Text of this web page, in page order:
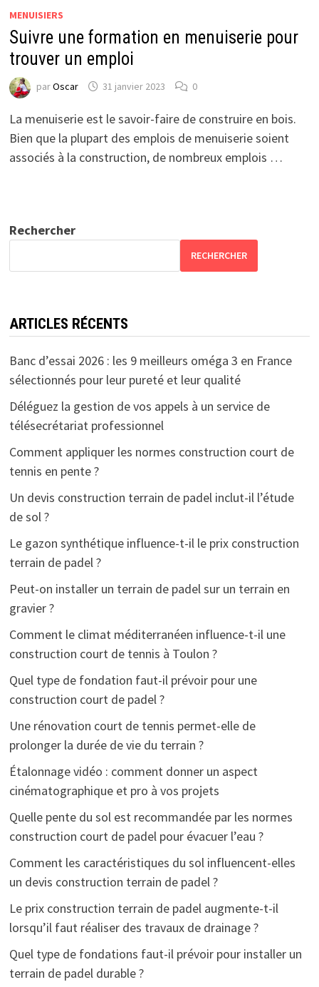
MENUISIERS
Suivre une formation en menuiserie pour
trouver un emploi
parOscar 31 janvier 2023 0
La menuiserie est le savoir-faire de construire en bois.
Bien que la plupart des emplois de menuiserie soient
associés à la construction, de nombreux emplois …
Rechercher
RECHERCHER
ARTICLES RÉCENTS
Banc d’essai 2026 : les 9 meilleurs oméga 3 en France
sélectionnés pour leur pureté et leur qualité
Déléguez la gestion de vos appels à un service de
télésecrétariat professionnel
Comment appliquer les normes construction court de
tennis en pente ?
Un devis construction terrain de padel inclut-il l’étude
de sol ?
Le gazon synthétique influence-t-il le prix construction
terrain de padel ?
Peut-on installer un terrain de padel sur un terrain en
gravier ?
Comment le climat méditerranéen influence-t-il une
construction court de tennis à Toulon ?
Quel type de fondation faut-il prévoir pour une
construction court de padel ?
Une rénovation court de tennis permet-elle de
prolonger la durée de vie du terrain ?
Étalonnage vidéo : comment donner un aspect
cinématographique et pro à vos projets
Quelle pente du sol est recommandée par les normes
construction court de padel pour évacuer l’eau ?
Comment les caractéristiques du sol influencent-elles
un devis construction terrain de padel ?
Le prix construction terrain de padel augmente-t-il
lorsqu’il faut réaliser des travaux de drainage ?
Quel type de fondations faut-il prévoir pour installer un
terrain de padel durable ?